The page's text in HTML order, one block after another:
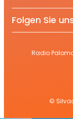
Folgen Sie
Radio
©